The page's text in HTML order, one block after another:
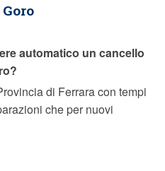
automatico un cancello
di Ferrara con tempi
che per nuovi